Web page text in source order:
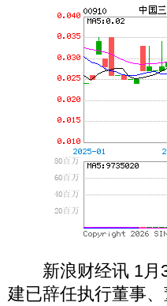
新浪财经讯 1月3
建已辞任执行董事